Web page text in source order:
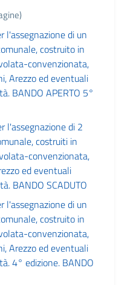
l'assegnazione di un
costruito in
convenzionata,
Arezzo ed eventuali
BANDO APERTO 5°
l'assegnazione di 2
costruiti in
convenzionata,
ed eventuali
BANDO SCADUTO
l'assegnazione di un
costruito in
convenzionata,
Arezzo ed eventuali
4° edizione. BANDO